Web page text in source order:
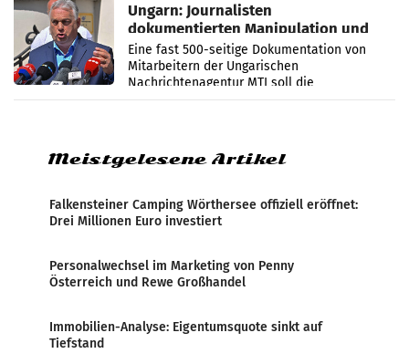
Ungarn: Journalisten
dokumentierten Manipulation und
Zensur
Eine fast 500-seitige Dokumentation von
Mitarbeitern der Ungarischen
Nachrichtenagentur MTI soll die
systematische Nachrichten-Manipulation und
Meistgelesene Artikel
Falkensteiner Camping Wörthersee offiziell eröffnet:
Drei Millionen Euro investiert
Personalwechsel im Marketing von Penny
Österreich und Rewe Großhandel
Immobilien-Analyse: Eigentumsquote sinkt auf
Tiefstand